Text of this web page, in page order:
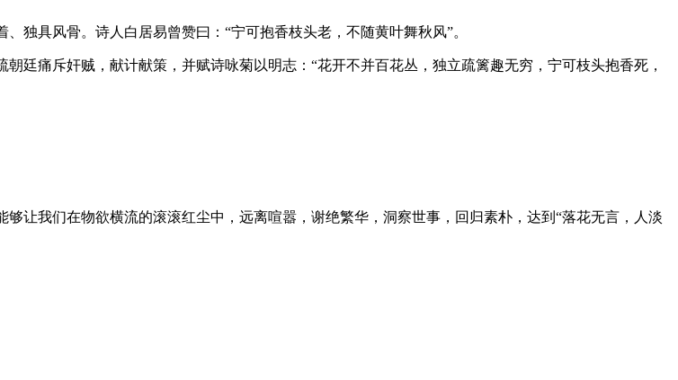
独具风骨。诗人白居易曾赞曰：“宁可抱香枝头老，不随黄叶舞秋风”。
廷痛斥奸贼，献计献策，并赋诗咏菊以明志：“花开不并百花丛，独立疏篱趣无穷，宁可枝头抱香死，
让我们在物欲横流的滚滚红尘中，远离喧嚣，谢绝繁华，洞察世事，回归素朴，达到“落花无言，人淡